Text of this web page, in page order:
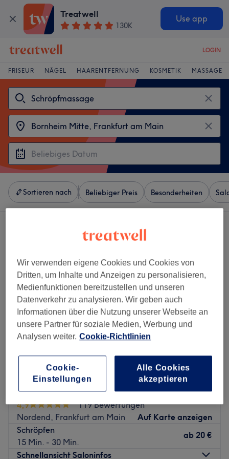
Treatwell
130K
Use app
LOGIN
FRISEUR NÄGEL HAARENTFERNUNG KOSMETIK MASSAGE
Sortieren nach Beliebiger Preis Besonderheiten
schröpfmassagen in der Nähe von Bornheim Mitte, Frankfurt am Main
Massage Michal
4,9
119 Bewertungen
Nordend, Frankfurt am Main
Auf Karte anzeigen
Schröpfen
15 Min. - 30 Min.
ab 20 €
Schnellansicht Saloninfos
Wir verwenden eigene Cookies und Cookies von
Dritten, um Inhalte und Anzeigen zu personalisieren,
Medienfunktionen bereitzustellen und unseren
Datenverkehr zu analysieren. Wir geben auch
Informationen über die Nutzung unserer Webseite an
unsere Partner für soziale Medien, Werbung und
Analysen weiter. Cookie-Richtlinien
Cookie-
Einstellungen
Alle Cookies
akzeptieren